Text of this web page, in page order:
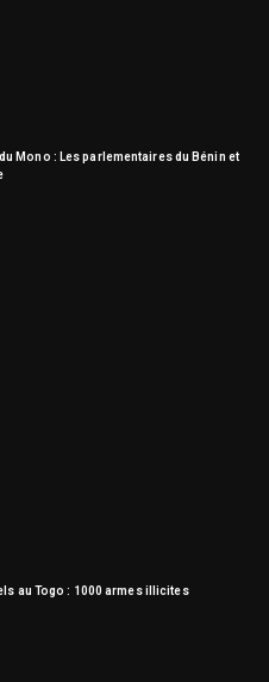
Mono : Les parlementaires du Bénin et
au Togo : 1000 armes illicites